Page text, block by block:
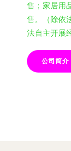
售；家居用
售。（除依
法自主开展
公司简介